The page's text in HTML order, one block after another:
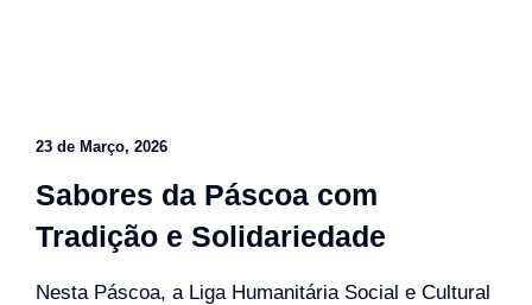
23 de Março, 2026
Sabores da Páscoa com
Tradição e Solidariedade
Nesta Páscoa, a Liga Humanitária Social e Cultural